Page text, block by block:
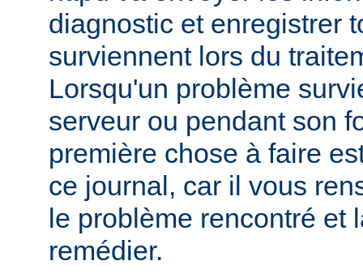
diagnostic et enregistrer
surviennent lors du
Lorsqu'un problème
serveur ou pendant son
première chose à faire
ce journal, car il vous
le problème rencontré et
remédier.